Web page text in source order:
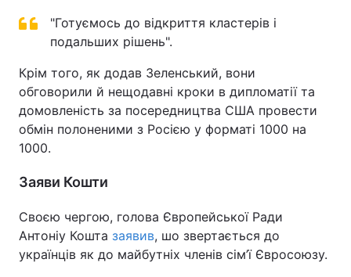
"Готуємось до відкриття кластерів і
подальших рішень".
Крім того, як додав Зеленський, вони
обговорили й нещодавні кроки в дипломатії та
домовленість за посередництва США провести
обмін полоненими з Росією у форматі 1000 на
1000.
Заяви Кошти
Своєю чергою, голова Європейської Ради
Антоніу Кошта заявив, шо звертається до
українців як до майбутніх членів сім’ї Євросоюзу.